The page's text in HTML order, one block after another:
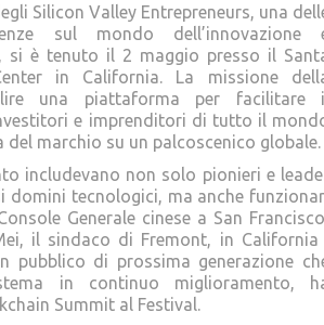
Silicon Valley Entrepreneurs, una
sul mondo dell’innovazione
si è tenuto il 2 maggio presso il
in California. La missione
una piattaforma per facilitare
e imprenditori di tutto il
del marchio su un palcoscenico globale.
includevano non solo pionieri e
domini tecnologici, ma anche
Generale cinese a San
il sindaco di Fremont, in California
pubblico di prossima generazione
in continuo miglioramento,
Summit al Festival.